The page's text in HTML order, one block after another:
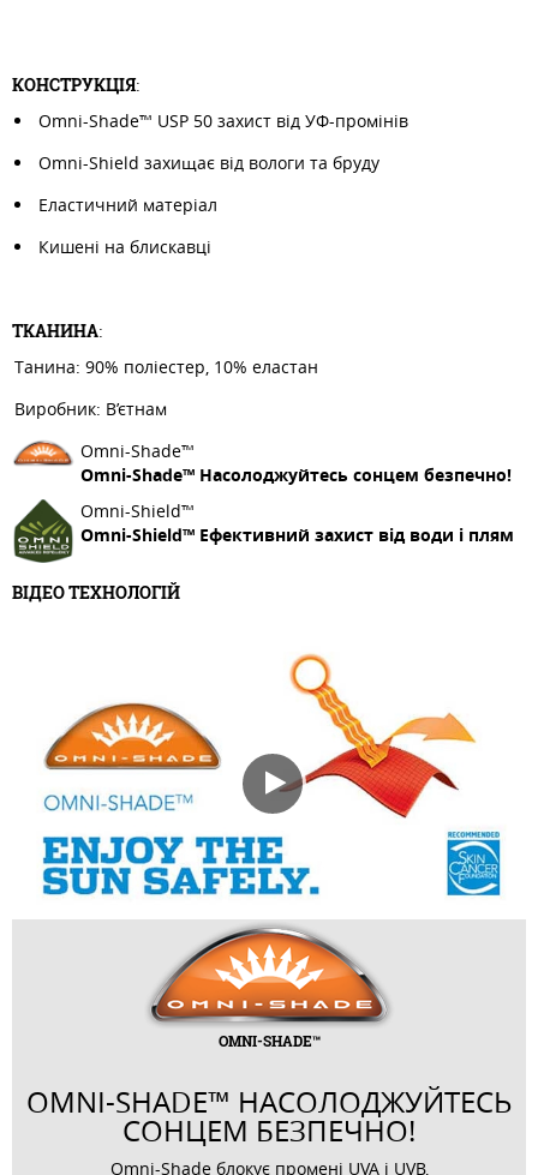
КОНСТРУКЦІЯ:
Omni-Shade™ USP 50 захист від УФ-промінів
Omni-Shield захищає від вологи та бруду
Еластичний матеріал
Кишені на блискавці
ТКАНИНА:
Танина: 90% поліестер, 10% еластан
Виробник: В’єтнам
Omni-Shade™
Omni-Shade™ Насолоджуйтесь сонцем безпечно!
Omni-Shield™
Omni-Shield™ Ефективний захист від води і плям
ВІДЕО ТЕХНОЛОГІЙ
OMNI-SHADE™
OMNI-SHADE™ НАСОЛОДЖУЙТЕСЬ
СОНЦЕМ БЕЗПЕЧНО!
Omni-Shade блокує промені UVA і UVB,